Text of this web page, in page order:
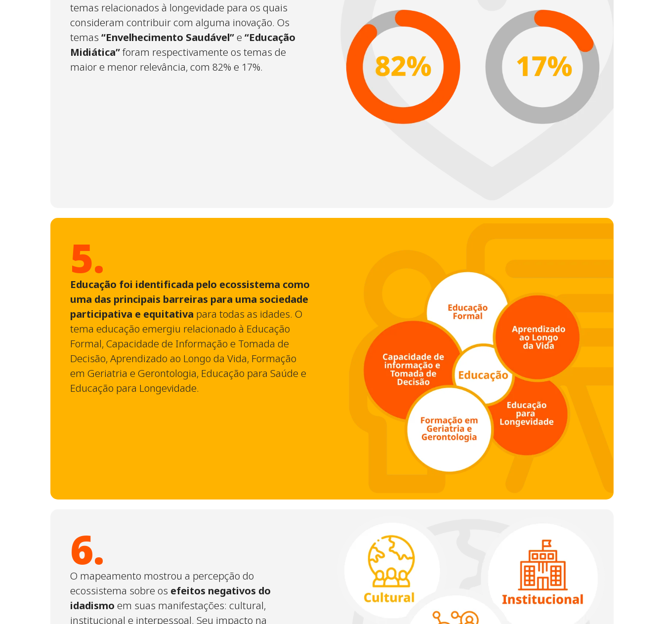
temas relacionados à longevidade para os quais
consideram contribuir com alguma inovação. Os
temas “Envelhecimento Saudável”e “Educação
Midiática”foram respectivamente os temas de
maior e menor relevância, com 82% e 17%.
5.
Educação foi identificada pelo ecossistema como
uma das principais barreiras para uma sociedade
participativa e equitativa para todas as idades. O
tema educação emergiu relacionado à Educação
Formal, Capacidade de Informação e Tomada de
Decisão, Aprendizado ao Longo da Vida, Formação
em Geriatria e Gerontologia, Educação para Saúde e
Educação para Longevidade.
6.
O mapeamento mostrou a percepção do
ecossistema sobre os efeitos negativos do
idadismo em suas manifestações: cultural,
institucional e interpessoal. Seu impacto na